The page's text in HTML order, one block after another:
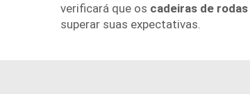
verificará que os cadeiras de
superar suas expectativas.